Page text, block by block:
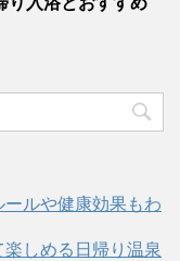
ールや健康効果もわ
しめる日帰り温泉